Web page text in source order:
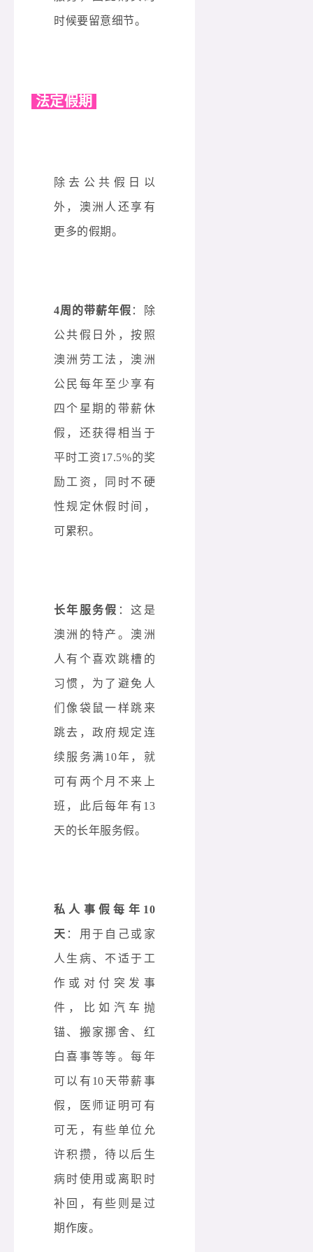
时候要留意细节。
法定假期
除去公共假日以
外，澳洲人还享有
更多的假期。
4周的带薪年假 ：除
公共假日外，按照
澳洲劳工法，澳洲
公民每年至少享有
四个星期的带薪休
假，还获得相当于
平时工资17.5%的奖
励工资，同时不硬
性规定休假时间，
可累积。
长年服务假 ：这是
澳洲的特产。澳洲
人有个喜欢跳槽的
习惯，为了避免人
们像袋鼠一样跳来
跳去，政府规定连
续服务满10年，就
可有两个月不来上
班，此后每年有13
天的长年服务假。
私人事假每年10
天 ：用于自己或家
人生病、不适于工
作或对付突发事
件，比如汽车抛
锚、搬家挪舍、红
白喜事等等。每年
可以有10天带薪事
假，医师证明可有
可无，有些单位允
许积攒，待以后生
病时使用或离职时
补回，有些则是过
期作废。